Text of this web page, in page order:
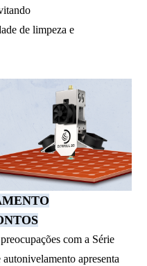
de limpeza e
com a Série
apresenta